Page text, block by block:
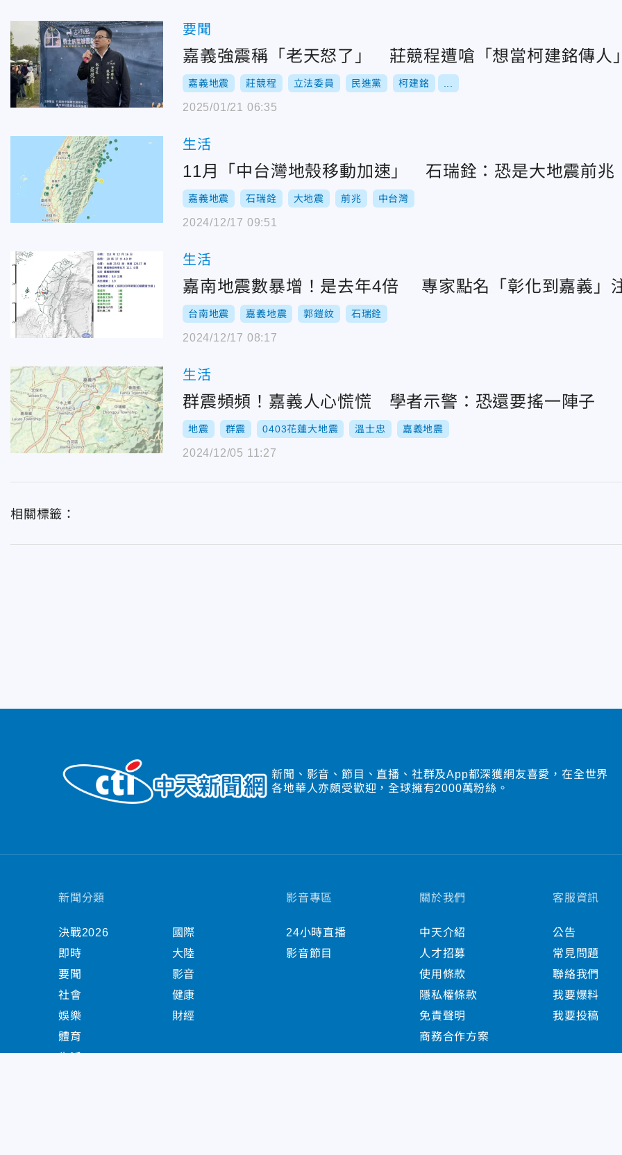
要聞
嘉義強震稱「老天怒了」 莊競程遭嗆「想當柯建銘傳人
嘉義地震 莊競程 立法委員 民進黨 柯建銘
2025/01/21 06:35
生活
11月「中台灣地殼移動加速」 石瑞銓：恐是大地震前兆
嘉義地震 石瑞銓 大地震 前兆 中台灣
2024/12/17 09:51
生活
嘉南地震數暴增！是去年4倍 專家點名「彰化到嘉義」
台南地震 嘉義地震 郭鎧紋 石瑞銓
2024/12/17 08:17
生活
群震頻頻！嘉義人心慌慌 學者示警：恐還要搖一陣子
地震 群震 0403花蓮大地震 溫士忠 嘉義地震
2024/12/05 11:27
相關標籤：
新聞、影音、節目、直播、社群及App都深獲網友喜愛，在全世界
各地華人亦頗受歡迎，全球擁有2000萬粉絲。
新聞分類
決戰2026
即時
要聞
社會
娛樂
體育
國際
大陸
影音
健康
財經
影音專區
24小時直播
影音節目
關於我們
中天介紹
人才招募
使用條款
隱私權條款
免責聲明
商務合作方案
客服資訊
公告
常見問題
聯絡我們
我要爆料
我要投稿